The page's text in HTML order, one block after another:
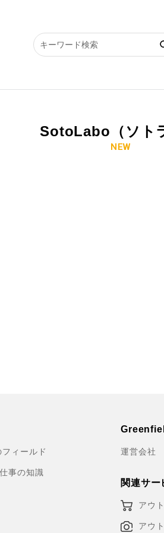
SotoLabo（ソト
NEW
ィールド
事の知識
運営会社
関連サー
アウ
アウ